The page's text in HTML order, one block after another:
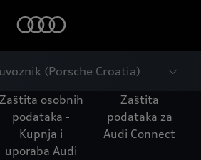
(Porsche Croatia)
Zaštita osobnih
podataka -
Kupnja i
uporaba Audi
Zaštita
podataka za
Audi Connect